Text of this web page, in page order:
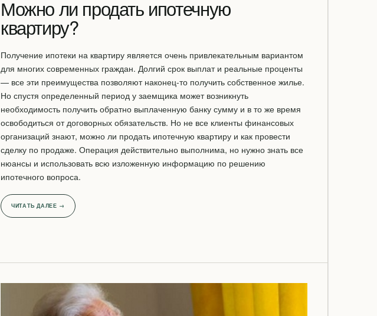
Можно ли продать ипотечную
квартиру?
Получение ипотеки на квартиру является очень привлекательным вариантом
для многих современных граждан. Долгий срок выплат и реальные проценты
— все эти преимущества позволяют наконец-то получить собственное жилье.
Но спустя определенный период у заемщика может возникнуть
необходимость получить обратно выплаченную банку сумму и в то же время
освободиться от договорных обязательств. Но не все клиенты финансовых
организаций знают, можно ли продать ипотечную квартиру и как провести
сделку по продаже. Операция действительно выполнима, но нужно знать все
нюансы и использовать всю изложенную информацию по решению
ипотечного вопроса.
ЧИТАТЬ ДАЛЕЕ →